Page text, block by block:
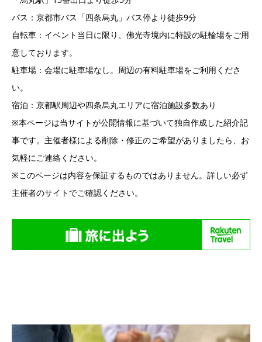
バス：京都市バス「四条烏丸」バス停より徒歩9分
自転車：イベント当日に限り、佛光寺境内に特設の駐輪場をご用
意しております。
駐車場：会場に駐車場なし。周辺の有料駐車場をご利用くださ
い。
宿泊：京都駅周辺や四条烏丸エリアに宿泊施設多数あり
※本ページは当サイトが公開情報に基づいて独自作成した紹介記
事です。主催者様による削除・修正のご希望がありましたら、お
気軽にご連絡ください。
※このページは内容を保証するものではありません。詳しい必ず
主催者のサイトでご確認ください。